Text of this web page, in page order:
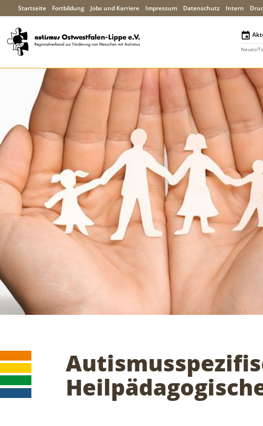
Startseite Fortbildung Jobs und Karriere Impressum Datenschutz Intern

Neues/